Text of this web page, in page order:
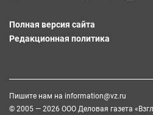
Полная версия сайта
Редакционная политика
Пишите нам на information@vz.ru
© 2005 — 2026 ООО Деловая газета